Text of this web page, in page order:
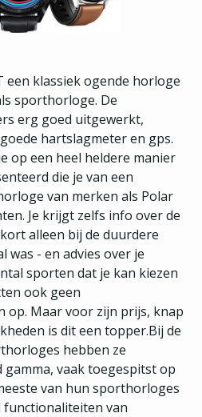
een klassiek ogende horloge
sporthorloge. De
erg goed uitgewerkt,
hartslagmeter en gps.
op een heel heldere manier
die je van een
van merken als Polar
Je krijgt zelfs info over de
alleen bij de duurdere
- en advies over je
sporten dat je kan kiezen
ook geen
op. Maar voor zijn prijs, knap
is dit een topper.Bij de
hebben ze
vaak toegespitst op
van hun sporthorloges
functionaliteiten van